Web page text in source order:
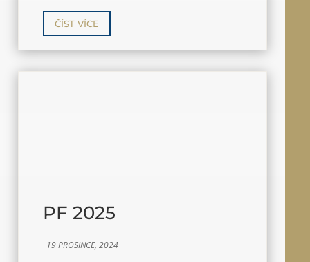
ČÍST VÍCE
PF 2025
19 PROSINCE, 2024